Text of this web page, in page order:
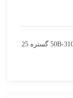
میکرومتر اینسایز مدل 3109-50B گستره 25